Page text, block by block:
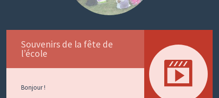
Souvenirs de la fête de
l’école
Bonjour !